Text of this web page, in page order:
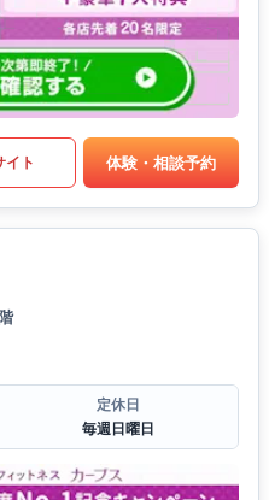
イト 体験・相談予約
定休日
毎週日曜日